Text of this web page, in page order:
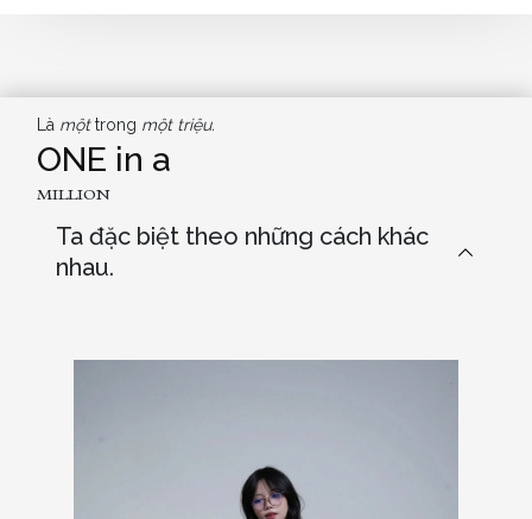
CONTACT
Là mộttrong một triệu.
ONE in a
MILLION
Ta đặc biệt theo những cách khác
nhau.